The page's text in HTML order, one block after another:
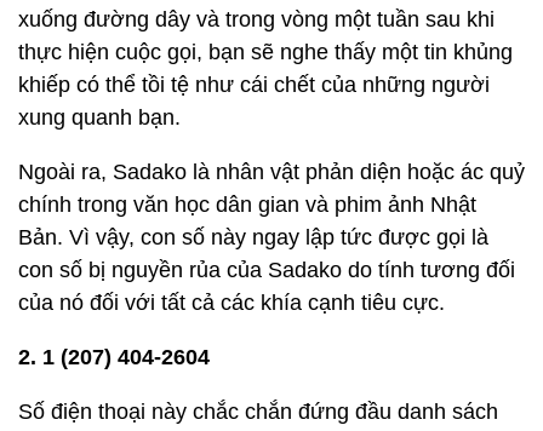
xuống đường dây và trong vòng một tuần sau khi
thực hiện cuộc gọi, bạn sẽ nghe thấy một tin khủng
khiếp có thể tồi tệ như cái chết của những người
xung quanh bạn.
Ngoài ra, Sadako là nhân vật phản diện hoặc ác quỷ
chính trong văn học dân gian và phim ảnh Nhật
Bản. Vì vậy, con số này ngay lập tức được gọi là
con số bị nguyền rủa của Sadako do tính tương đối
của nó đối với tất cả các khía cạnh tiêu cực.
2. 1 (207) 404-2604
Số điện thoại này chắc chắn đứng đầu danh sách